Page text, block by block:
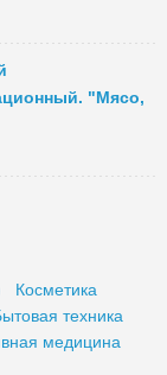
"Мясо,
Косметика
техника
медицина